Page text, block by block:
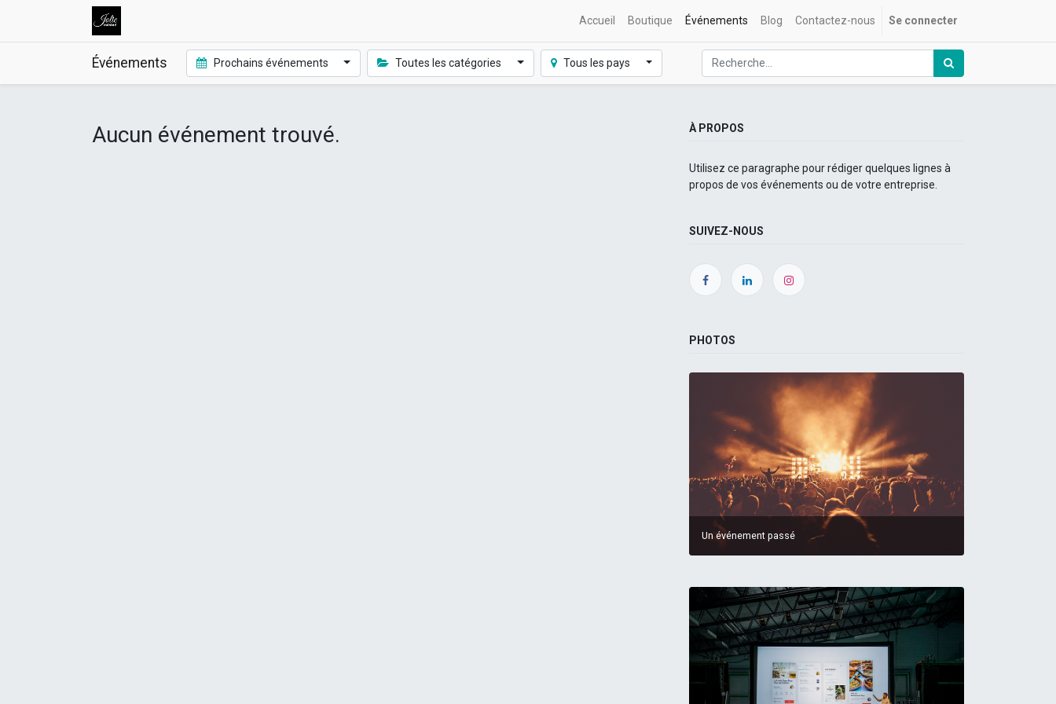
Accueil Boutique Événements Blog Contactez-nous Se connecter
Événements Prochains événements Toutes les catégories Tous les pays
Aucun événement trouvé. À PROPOS
Utilisez ce paragraphe pour rédiger quelques lignes à
propos de vos événements ou de votre entreprise.
SUIVEZ-NOUS
PHOTOS
Un événement passé